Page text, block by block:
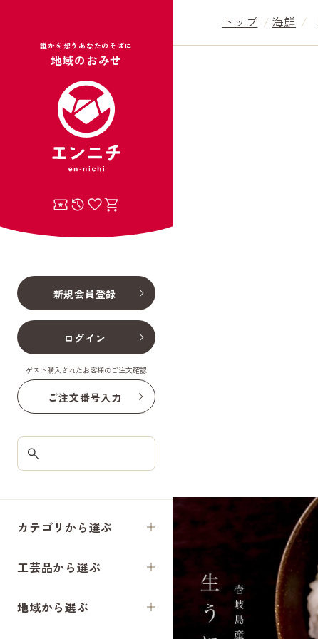
誰かを想うあなたのそばに
地域のおみせ
新規会員登録
ログイン
ゲスト購入されたお客様のご注文確認
ご注文番号入力
カテゴリから選ぶ
工芸品から選ぶ
地域から選ぶ
トップ 海鮮